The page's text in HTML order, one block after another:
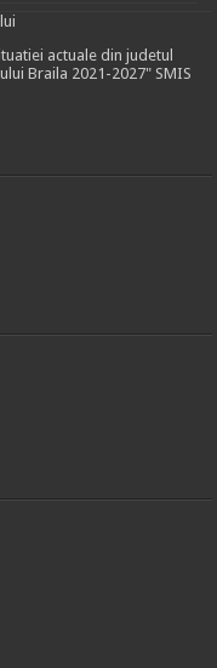
actuale din judetul
Braila 2021-2027" SMIS